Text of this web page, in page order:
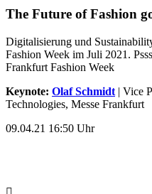
The Future of Fashion
Digitalisierung und
Fashion Week im Juli 2021.
Frankfurt Fashion Week
Keynote: Olaf Schmidt | Vice
Technologies, Messe Frankfurt
09.04.21 16:50 Uhr